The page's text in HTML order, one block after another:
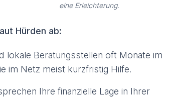
eine Erleichterung.
Hürden ab:
lokale Beratungsstellen oft Monate im
im Netz meist kurzfristig Hilfe.
Ihre finanzielle Lage in Ihrer